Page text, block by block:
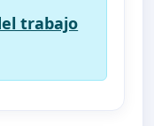
trabajo